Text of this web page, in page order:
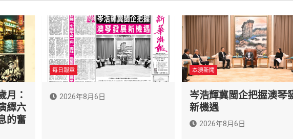
月：
繹六
的奮
每日報章
2026年8月6日
本澳新聞
岑浩輝冀閩企把握澳琴
新機遇
2026年8月6日